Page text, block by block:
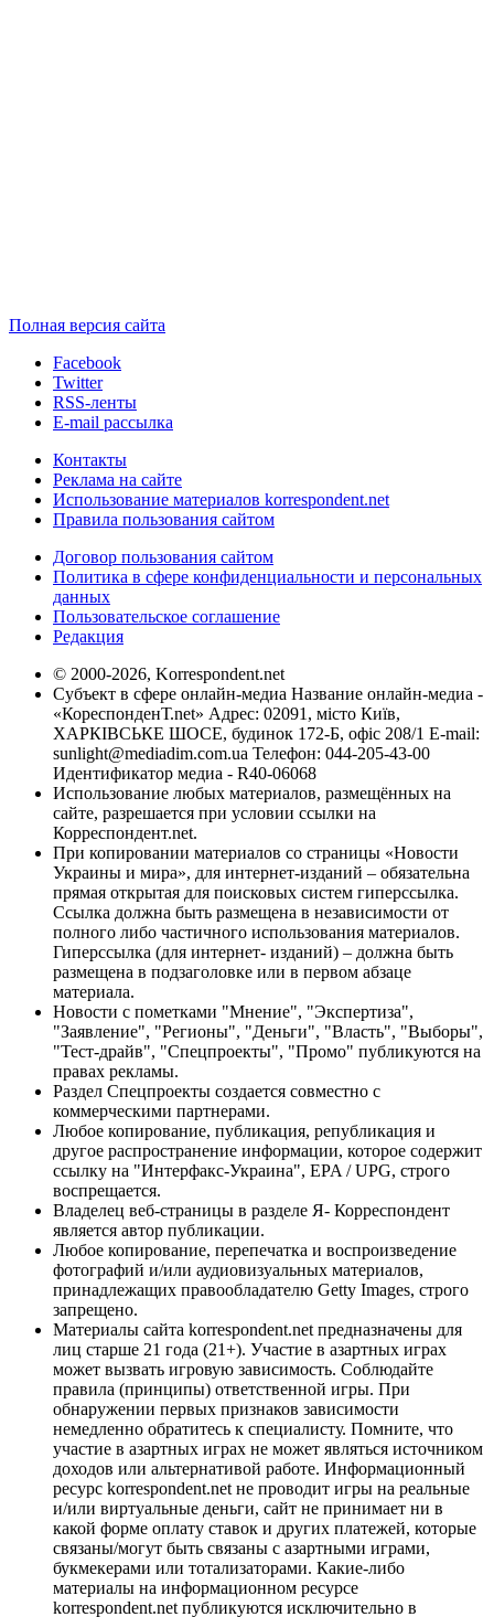
Полная версия сайта
Facebook
Twitter
RSS-ленты
E-mail рассылка
Контакты
Реклама на сайте
Использование материалов korrespondent.net
Правила пользования сайтом
Договор пользования сайтом
Политика в сфере конфиденциальности и персональных
данных
Пользовательское соглашение
Редакция
© 2000-2026, Korrespondent.net
Субъект в сфере онлайн-медиа Название онлайн-медиа -
«КореспонденТ.net» Адрес: 02091, місто Київ,
ХАРКІВСЬКЕ ШОСЕ, будинок 172-Б, офіс 208/1 E-mail:
sunlight@mediadim.com.ua Телефон: 044-205-43-00
Идентификатор медиа - R40-06068
Использование любых материалов, размещённых на
сайте, разрешается при условии ссылки на
Корреспондент.net.
При копировании материалов со страницы «Новости
Украины и мира», для интернет-изданий – обязательна
прямая открытая для поисковых систем гиперссылка.
Ссылка должна быть размещена в независимости от
полного либо частичного использования материалов.
Гиперссылка (для интернет- изданий) – должна быть
размещена в подзаголовке или в первом абзаце
материала.
Новости с пометками "Мнение", "Экспертиза",
"Заявление", "Регионы", "Деньги", "Власть", "Выборы",
"Тест-драйв", "Спецпроекты", "Промо" публикуются на
правах рекламы.
Раздел Спецпроекты создается совместно с
коммерческими партнерами.
Любое копирование, публикация, републикация и
другое распространение информации, которое содержит
ссылку на "Интерфакс-Украина", EPA / UPG, строго
воспрещается.
Владелец веб-страницы в разделе Я- Корреспондент
является автор публикации.
Любое копирование, перепечатка и воспроизведение
фотографий и/или аудиовизуальных материалов,
принадлежащих правообладателю Getty Images, строго
запрещено.
Материалы сайта korrespondent.net предназначены для
лиц старше 21 года (21+). Участие в азартных играх
может вызвать игровую зависимость. Соблюдайте
правила (принципы) ответственной игры. При
обнаружении первых признаков зависимости
немедленно обратитесь к специалисту. Помните, что
участие в азартных играх не может являться источником
доходов или альтернативой работе. Информационный
ресурс korrespondent.net не проводит игры на реальные
и/или виртуальные деньги, сайт не принимает ни в
какой форме оплату ставок и других платежей, которые
связаны/могут быть связаны с азартными играми,
букмекерами или тотализаторами. Какие-либо
материалы на информационном ресурсе
korrespondent.net публикуются исключительно в